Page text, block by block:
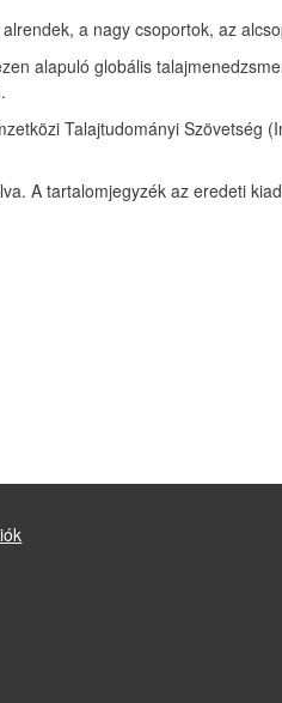
a nagy csoportok, az
alapuló globális
Talajtudományi
A tartalomjegyzék az eredeti